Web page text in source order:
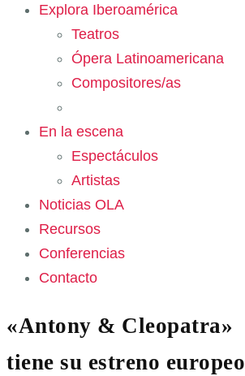
Explora Iberoamérica
Teatros
Ópera Latinoamericana
Compositores/as
En la escena
Espectáculos
Artistas
Noticias OLA
Recursos
Conferencias
Contacto
«Antony & Cleopatra»
tiene su estreno europeo